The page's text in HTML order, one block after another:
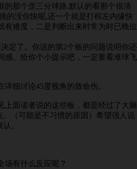
的那个歪三分球路,默认的看那个很清
的没你快呢,还一个就是打框左内缘快
有难度，二是判断出来时常为时已晚位
定了。你说的第2个板的问题说明你还
感。给你个小提示吧，一定要看准球飞
细讨论45度视角的致命伤。
上面读者说的这些板，都是经过了大脑
（可能是不习惯的原因）希望强人说
。
场有什么反应呢？